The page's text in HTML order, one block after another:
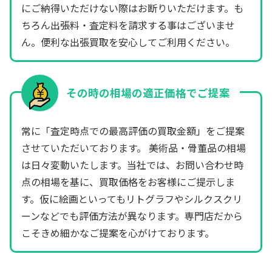
にご納得いただけない際はお断りいただけます。も
ちろん出張料・査定料を請求する事はございませ
ん。便利な出張買取を安心してご利用ください。
その時の相場の適正価格でご提案
常に「査定時点での最高評価の買取金額」をご提案
させていただいております。 美術品・骨董品の相場
は日々変動いたします。当社では、お問い合わせ時
点の相場を基に、買取価格をお客様にご提示しま
す。仮に絵画といってもリトグラフやシルクスクリ
ーンなどでも評価方法が異なります。専門店だから
こそきめ細かなご提案を心がけております。